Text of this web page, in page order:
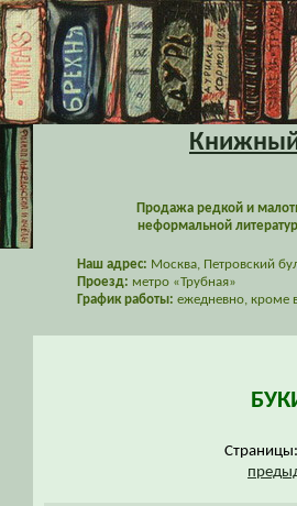
Книжный
Продажа редкой и
неформальной
Наш адрес: Москва, Петровский
Проезд: метро «Трубная»
График работы: ежедневно, кроме